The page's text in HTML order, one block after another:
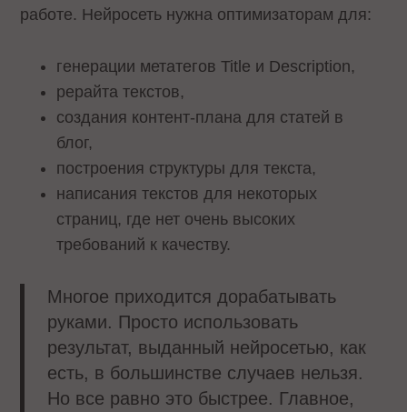
работе. Нейросеть нужна оптимизаторам для:
генерации метатегов Title и Description,
рерайта текстов,
создания контент-плана для статей в
блог,
построения структуры для текста,
написания текстов для некоторых
страниц, где нет очень высоких
требований к качеству.
Многое приходится дорабатывать
руками. Просто использовать
результат, выданный нейросетью, как
есть, в большинстве случаев нельзя.
Но все равно это быстрее. Главное,